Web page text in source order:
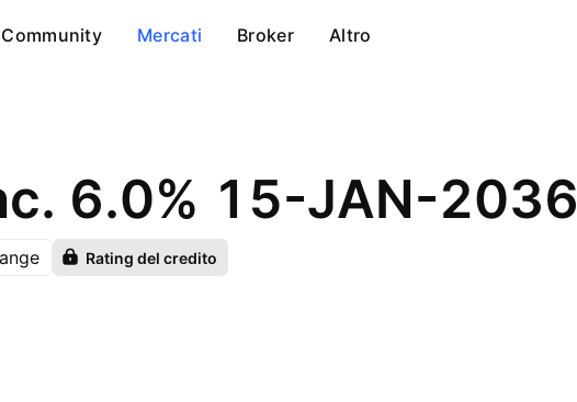
Community Mercati Broker Altro
6.0% 15-JAN-2036
Rating del credito